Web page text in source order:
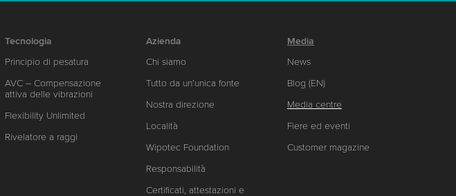
Tecnologia
Principio di pesatura
AVC – Compensazione
attiva delle vibrazioni
Flexibility Unlimited
Rivelatore a raggi
Azienda
Chi siamo
Tutto da un’unica fonte
Nostra direzione
Località
Wipotec Foundation
Responsabilità
Certificati, attestazioni e
Media
News
Blog (EN)
Media centre
Fiere ed eventi
Customer magazine